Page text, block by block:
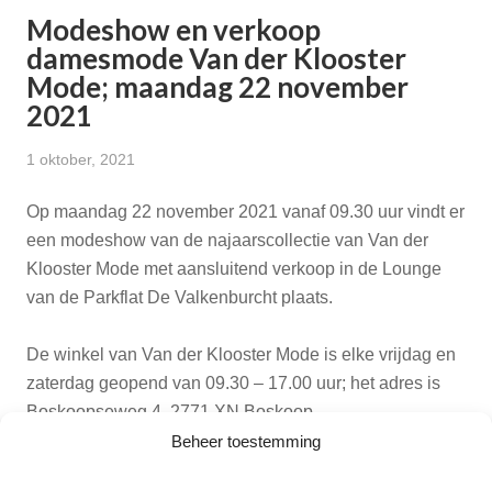
Beheer toestemming
Modeshow en verkoop
damesmode Van der Klooster
Mode; maandag 22 november
2021
1 oktober, 2021
Op maandag 22 november 2021 vanaf 09.30 uur vindt er
een modeshow van de najaarscollectie van Van der
Klooster Mode met aansluitend verkoop in de Lounge
van de Parkflat De Valkenburcht plaats.
De winkel van Van der Klooster Mode is elke vrijdag en
zaterdag geopend van 09.30 – 17.00 uur; het adres is
Boskoopseweg 4, 2771 XN Boskoop.